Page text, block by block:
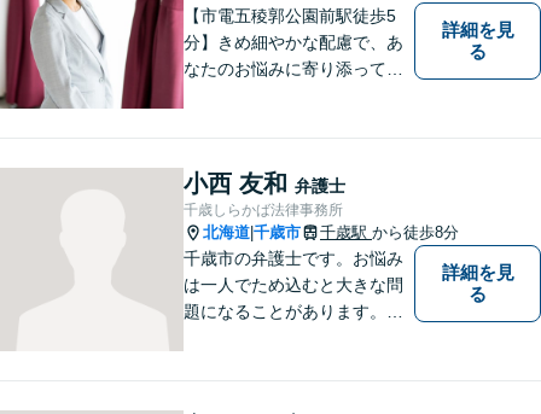
【市電五稜郭公園前駅徒歩5
分】きめ細やかな配慮で、あ
なたのお悩みに寄り添って対
お気軽にご相談ください。
詳細を見
る
小西 友和 弁護士
千歳しらかば法律事務所
北海道 千歳市 千歳駅 から徒歩8分
千歳市の弁護士です。お悩み
は一人でため込むと大きな問
題になることがあります。ぜ
詳細を見
る